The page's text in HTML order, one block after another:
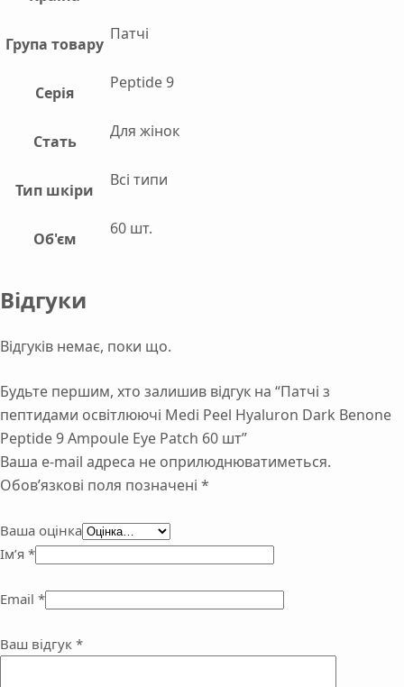
Група товару
Патчі
Серія
Peptide 9
Стать
Для жінок
Тип шкіри
Всі типи
Об'єм
60 шт.
Відгуки
Відгуків немає, поки що.
Будьте першим, хто залишив відгук на “Патчі з
пептидами освітлюючі Medi Peel Hyaluron Dark Benone
Peptide 9 Ampoule Eye Patch 60 шт”
Ваша e-mail адреса не оприлюднюватиметься.
Обов’язкові поля позначені *
Ваша оцінка
Ім’я *
Email *
Ваш відгук *